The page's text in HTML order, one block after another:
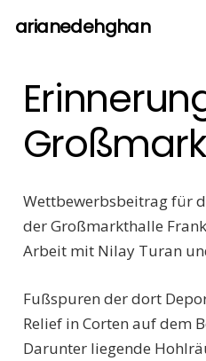
arianedehghan
Wettbewerbsbeitrag für
der Großmarkthalle
Arbeit mit Nilay Turan
Fußspuren der dort
Relief in Corten auf dem
Darunter liegende